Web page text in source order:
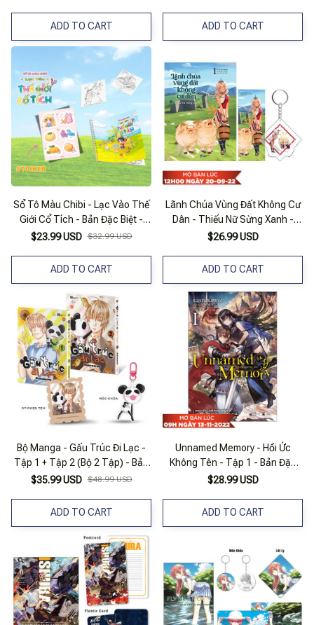
ADD TO CART ADD TO CART
Sổ Tô Màu Chibi - Lạc Vào Thế
Giới Cổ Tích - Bản Đặc Biệt -
Tặng Kèm Sticker
$23.99 USD $32.99 USD
ADD TO CART
Lãnh Chúa Vùng Đất Không Cư
Dân - Thiếu Nữ Sừng Xanh -
Tập 1 - Bản Đặc Biệt - Tặng
$26.99 USD
ADD TO CART
Bộ Manga - Gấu Trúc Đi Lạc -
Tập 1 + Tập 2 (Bộ 2 Tập) - Bản
Đặc Biệt - Tặng Kèm Sticker
$35.99 USD $48.99 USD
ADD TO CART
Unnamed Memory - Hồi Ức
Không Tên - Tập 1 - Bản Đặc
Biệt - Tặng Kèm Bookmark Bế
Nhựa + Poster Rời
$28.99 USD
ADD TO CART